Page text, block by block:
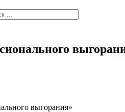
выгорания»